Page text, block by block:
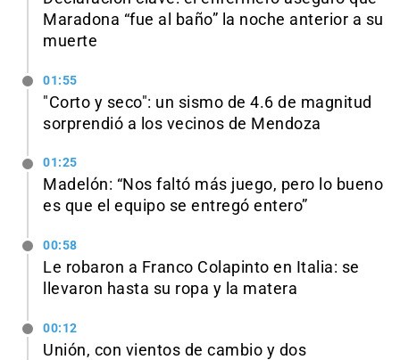
Maradona “fue al baño” la noche anterior a su
muerte
01:55
"Corto y seco": un sismo de 4.6 de magnitud
sorprendió a los vecinos de Mendoza
01:25
Madelón: “Nos faltó más juego, pero lo bueno
es que el equipo se entregó entero”
00:58
Le robaron a Franco Colapinto en Italia: se
llevaron hasta su ropa y la matera
00:12
Unión, con vientos de cambio y dos